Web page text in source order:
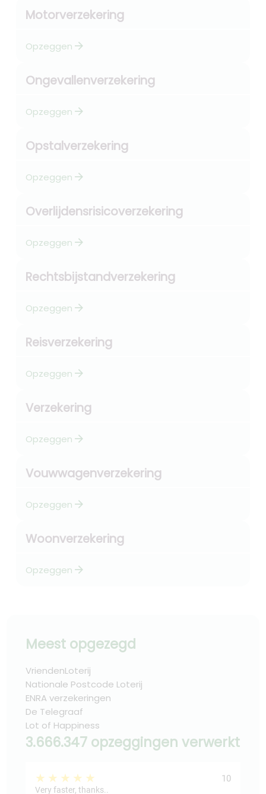
Motorverzekering
Opzeggen arrow_forward
Ongevallenverzekering
Opzeggen arrow_forward
Opstalverzekering
Opzeggen arrow_forward
Overlijdensrisicoverzekering
Opzeggen arrow_forward
Rechtsbijstandverzekering
Opzeggen arrow_forward
Reisverzekering
Opzeggen arrow_forward
Verzekering
Opzeggen arrow_forward
Vouwwagenverzekering
Opzeggen arrow_forward
Woonverzekering
Opzeggen arrow_forward
Meest opgezegd
VriendenLoterij
Nationale Postcode Loterij
ENRA verzekeringen
De Telegraaf
Lot of Happiness
3.666.347 opzeggingen verwerkt
★★★★★ 10
Very faster, thanks..